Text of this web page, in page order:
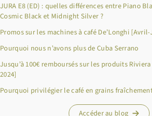
JURA E8 (ED) : quelles différences entre Piano
Cosmic Black et Midnight Silver ?
Promos sur les machines à café De’Longhi
Pourquoi nous n’avons plus de Cuba Serrano
Jusqu’à 100€ remboursés sur les produits
2024]
Pourquoi privilégier le café en grains
Accéder au blog